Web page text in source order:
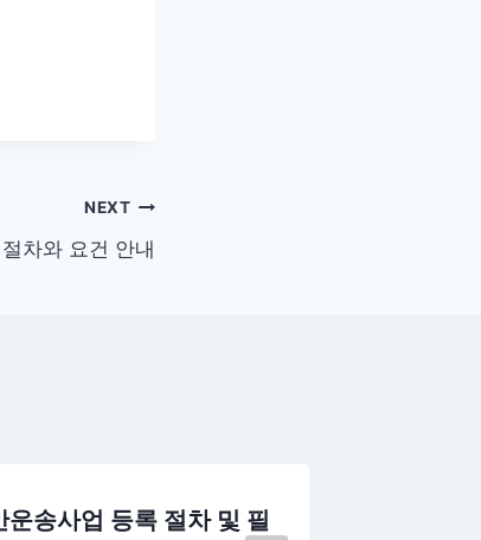
NEXT
차와 요건 안내
운송사업 등록 절차 및 필